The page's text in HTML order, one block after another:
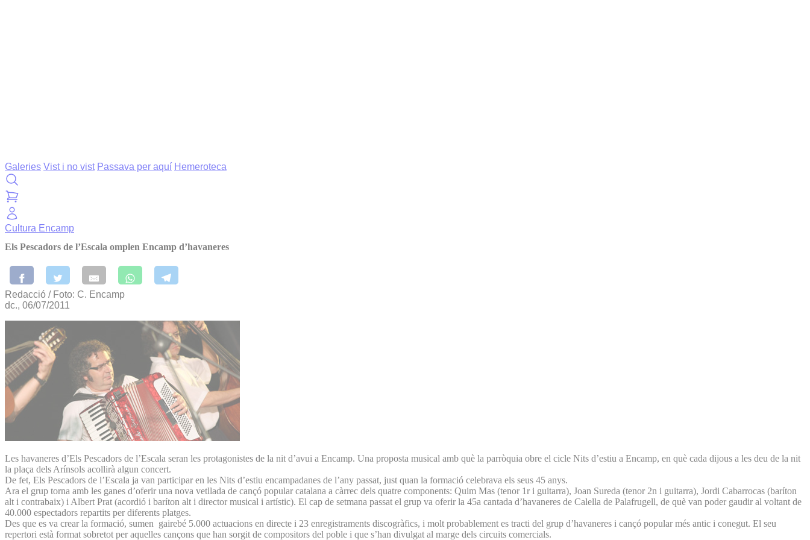
Galeries Vist i no vist Passava per aquí Hemeroteca
Cultura Encamp
Els Pescadors de l’Escala omplen Encamp d’havaneres
Redacció / Foto: C. Encamp
dc., 06/07/2011
Les havaneres d’Els Pescadors de l’Escala seran les protagonistes de la nit d’avui a Encamp. Una proposta musical amb què la parròquia obre el cicle Nits d’estiu a Encamp, en què cada dijous a les deu de la nit
la plaça dels Arínsols acollirà algun concert.
De fet, Els Pescadors de l’Escala ja van participar en les Nits d’estiu encampadanes de l’any passat, just quan la formació celebrava els seus 45 anys.
Ara el grup torna amb les ganes ­­d’oferir una nova vetllada de cançó popular catalana a càrrec dels quatre components: Quim Mas (tenor 1r i guitarra), Joan Sureda (tenor 2n i guitarra), Jordi Cabarrocas (baríton
alt i contrabaix) i Albert Prat (acordió i baríton alt i director musical i artístic). El cap de setmana passat el grup va oferir la 45a cantada d’havaneres de Calella de Palafrugell, de què van poder gaudir al voltant de
40.000 espectadors repartits per diferents platges.
Des que es va crear la formació, sumen gairebé 5.000 actuacions en directe i 23 enregistraments discogràfics, i molt probablement es tracti del grup d’havaneres i cançó popular més antic i conegut. El seu
repertori està format sobretot per aquelles cançons que han sorgit de compositors del poble i que s’han divulgat al marge dels circuits comercials.